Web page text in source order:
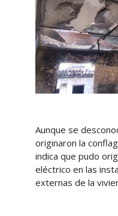
Aunque se
originaron la
indica que pudo
eléctrico en las
externas de la